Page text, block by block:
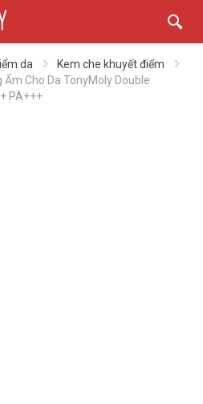
da
Kem che khuyết điểm
Cho Da TonyMoly Double
PA+++